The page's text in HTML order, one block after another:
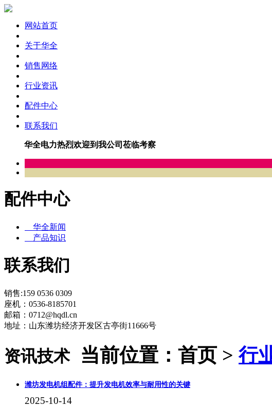
网站首页
关于华全
销售网络
行业资讯
配件中心
联系我们
华全电力热烈欢迎到我公司莅临考察
配件中心
华全新闻
产品知识
联系我们
销售:159 0536 0309
座机：0536-8185701
邮箱：0712@hqdl.cn
地址：山东潍坊经济开发区古亭街11666号
资讯技术当前位置：首页 >行
潍坊发电机组配件：提升发电机效率与耐用性的关键
2025-10-14